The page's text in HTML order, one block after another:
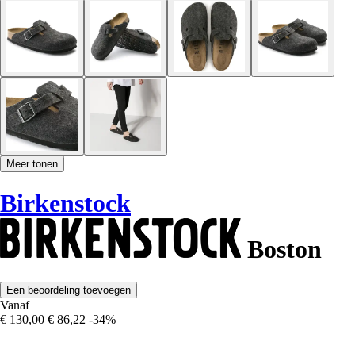
Meer tonen
Birkenstock
Boston
Een beoordeling toevoegen
Vanaf
€ 130,00 € 86,22 -34%